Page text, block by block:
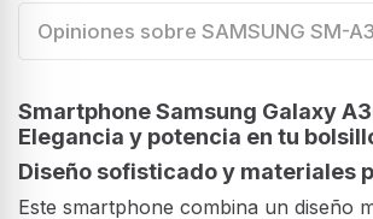
Opiniones sobre SAMSUNG SM-
Smartphone Samsung Galaxy
Elegancia y potencia en tu bolsillo